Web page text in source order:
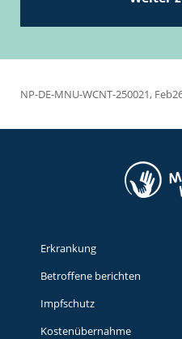
NP-DE-MNU-WCNT-250021,
Erkrankung
Betroffene berichten
Impfschutz
Kostenübernahme